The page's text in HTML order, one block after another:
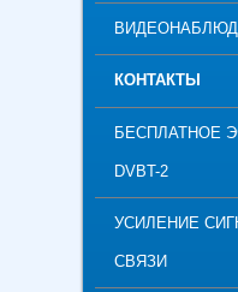
КОНТАКТЫ
БЕСПЛАТНОЕ
DVBT-2
УСИЛЕНИЕ
СВЯЗИ